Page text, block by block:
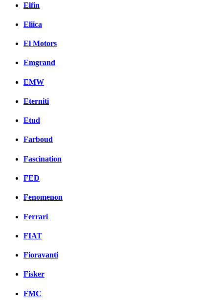
Elfin
Eliica
El Motors
Emgrand
EMW
Eterniti
Etud
Farboud
Fascination
FED
Fenomenon
Ferrari
FIAT
Fioravanti
Fisker
FMC